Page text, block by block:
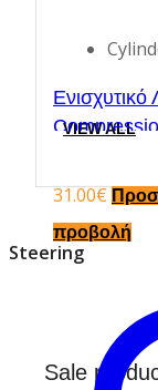
VIEW ALL
Steering
Sale
31.00€
προβολή